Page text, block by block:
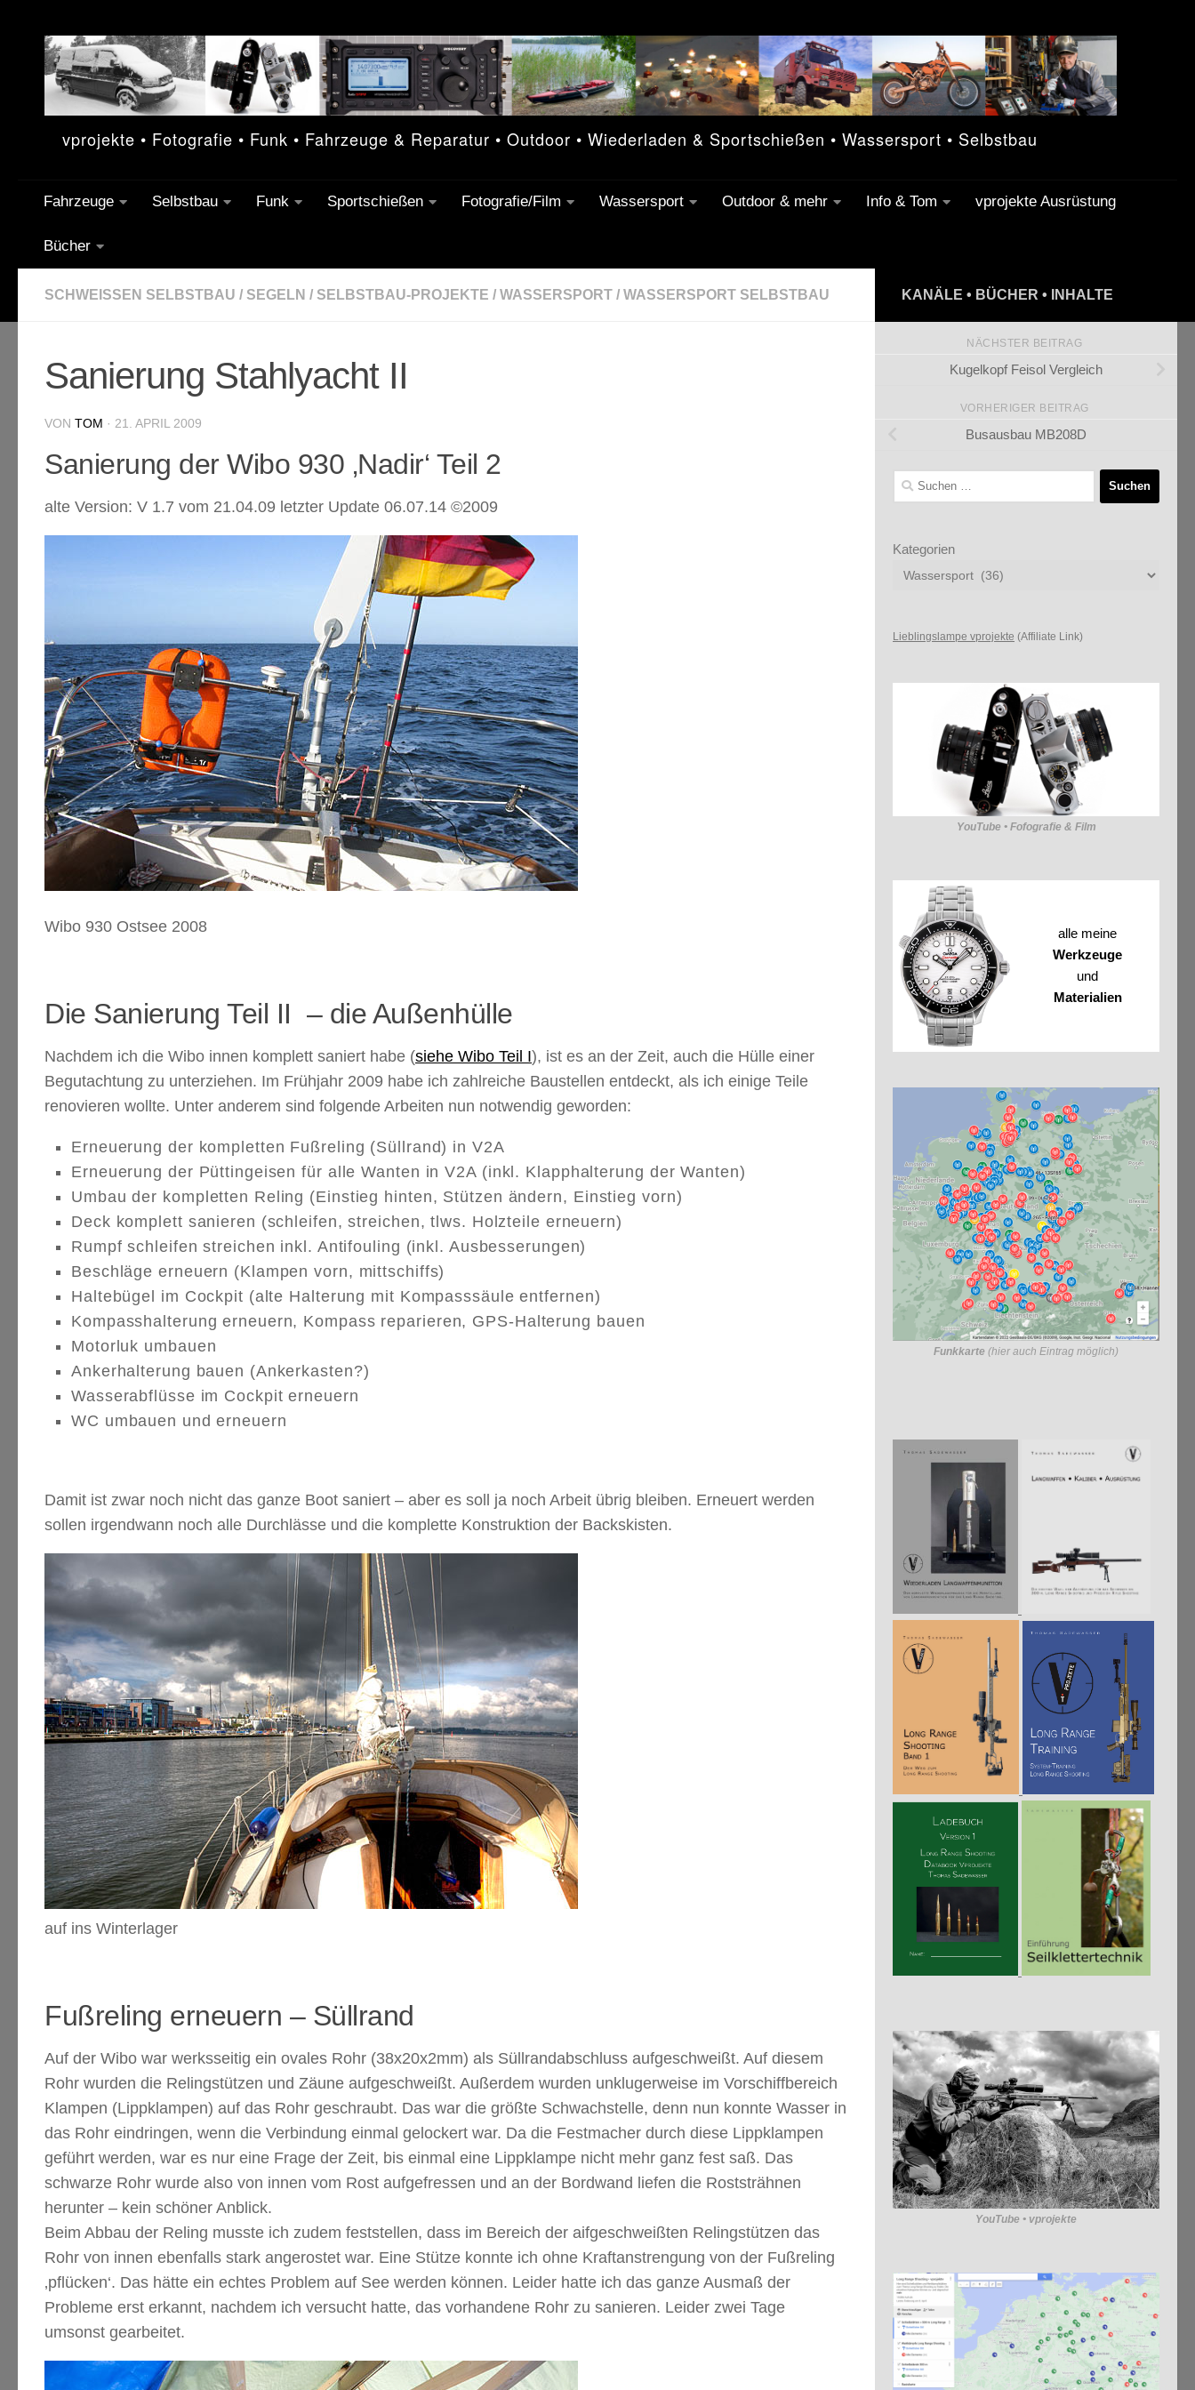
vprojekte • Fotografie • Funk • Fahrzeuge & Reparatur • Outdoor • Wiederladen & Sportschießen • Wassersport • Selbstbau
Fahrzeuge Selbstbau Funk Sportschießen Fotografie/Film Wassersport Outdoor & mehr Info & Tom vprojekte Ausrüstung
Bücher
SCHWEISSEN SELBSTBAU / SEGELN / SELBSTBAU-PROJEKTE / WASSERSPORT / WASSERSPORT SELBSTBAU
Sanierung Stahlyacht II
VON TOM · 21. APRIL 2009
Sanierung der Wibo 930 ‚Nadir‘ Teil 2
alte Version: V 1.7 vom 21.04.09 letzter Update 06.07.14 ©2009
Wibo 930 Ostsee 2008
Die Sanierung Teil II – die Außenhülle
Nachdem ich die Wibo innen komplett saniert habe (siehe Wibo Teil I), ist es an der Zeit, auch die Hülle einer
Begutachtung zu unterziehen. Im Frühjahr 2009 habe ich zahlreiche Baustellen entdeckt, als ich einige Teile
renovieren wollte. Unter anderem sind folgende Arbeiten nun notwendig geworden:
Erneuerung der kompletten Fußreling (Süllrand) in V2A
Erneuerung der Püttingeisen für alle Wanten in V2A (inkl. Klapphalterung der Wanten)
Umbau der kompletten Reling (Einstieg hinten, Stützen ändern, Einstieg vorn)
Deck komplett sanieren (schleifen, streichen, tlws. Holzteile erneuern)
Rumpf schleifen streichen inkl. Antifouling (inkl. Ausbesserungen)
Beschläge erneuern (Klampen vorn, mittschiffs)
Haltebügel im Cockpit (alte Halterung mit Kompasssäule entfernen)
Kompasshalterung erneuern, Kompass reparieren, GPS-Halterung bauen
Motorluk umbauen
Ankerhalterung bauen (Ankerkasten?)
Wasserabflüsse im Cockpit erneuern
WC umbauen und erneuern
Damit ist zwar noch nicht das ganze Boot saniert – aber es soll ja noch Arbeit übrig bleiben. Erneuert werden
sollen irgendwann noch alle Durchlässe und die komplette Konstruktion der Backskisten.
auf ins Winterlager
Fußreling erneuern – Süllrand
Auf der Wibo war werksseitig ein ovales Rohr (38x20x2mm) als Süllrandabschluss aufgeschweißt. Auf diesem
Rohr wurden die Relingstützen und Zäune aufgeschweißt. Außerdem wurden unklugerweise im Vorschiffbereich
Klampen (Lippklampen) auf das Rohr geschraubt. Das war die größte Schwachstelle, denn nun konnte Wasser in
das Rohr eindringen, wenn die Verbindung einmal gelockert war. Da die Festmacher durch diese Lippklampen
geführt werden, war es nur eine Frage der Zeit, bis einmal eine Lippklampe nicht mehr ganz fest saß. Das
schwarze Rohr wurde also von innen vom Rost aufgefressen und an der Bordwand liefen die Roststrähnen
herunter – kein schöner Anblick.
Beim Abbau der Reling musste ich zudem feststellen, dass im Bereich der aifgeschweißten Relingstützen das
Rohr von innen ebenfalls stark angerostet war. Eine Stütze konnte ich ohne Kraftanstrengung von der Fußreling
‚pflücken‘. Das hätte ein echtes Problem auf See werden können. Leider hatte ich das ganze Ausmaß der
Probleme erst erkannt, nachdem ich versucht hatte, das vorhandene Rohr zu sanieren. Leider zwei Tage
umsonst gearbeitet.
KANÄLE • BÜCHER • INHALTE
NÄCHSTER BEITRAG
Kugelkopf Feisol Vergleich
VORHERIGER BEITRAG
Busausbau MB208D
Suchen
nach:
Kategorien
Lieblingslampe vprojekte (Affiliate Link)
YouTube • Fofografie & Film
alle meine
Werkzeuge
und
Materialien
Funkkarte (hier auch Eintrag möglich)
YouTube • vprojekte